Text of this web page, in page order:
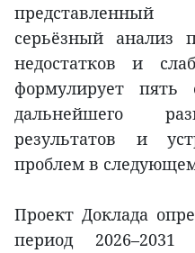
серьёзный анализ
недостатков и
формулирует пять
дальнейшего
результатов и
проблем в
Проект Доклада
период 2026–2031